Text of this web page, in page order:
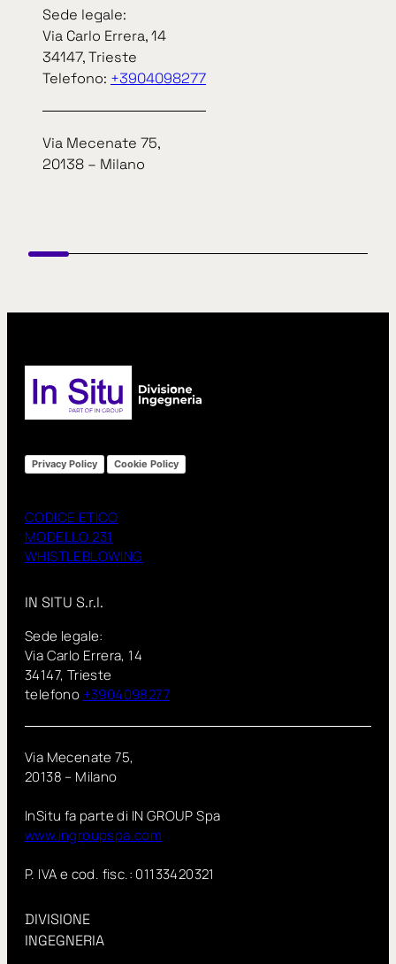
Sede legale:
Via Carlo Errera, 14
34147, Trieste
Telefono: +3904098277
Via Mecenate 75,
20138 – Milano
“Mary Poppins” Viale Kennedy 6.
Privacy Policy Cookie Policy
CODICE ETICO
MODELLO 231
WHISTLEBLOWING
IN SITU S.r.l.
Sede legale:
Via Carlo Errera, 14
34147, Trieste
telefono +3904098277
Via Mecenate 75,
20138 – Milano
InSitu fa parte di IN GROUP Spa
www.ingroupspa.com
P. IVA e cod. fisc.: 01133420321
DIVISIONE
INGEGNERIA